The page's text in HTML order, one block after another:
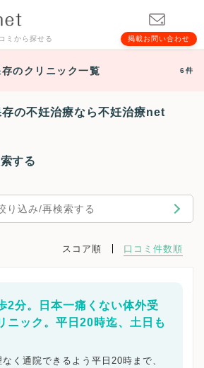
ミから探せる 掲載お問い合わせ
のクリニック一覧 6件
の不妊治療なら不妊治療net
する
り込み/再検索する
スコア順 口コミ件数順
2分。日本一痛くない体外受
ニック。平日20時迄、土日も
く通院できるよう平日20時まで、